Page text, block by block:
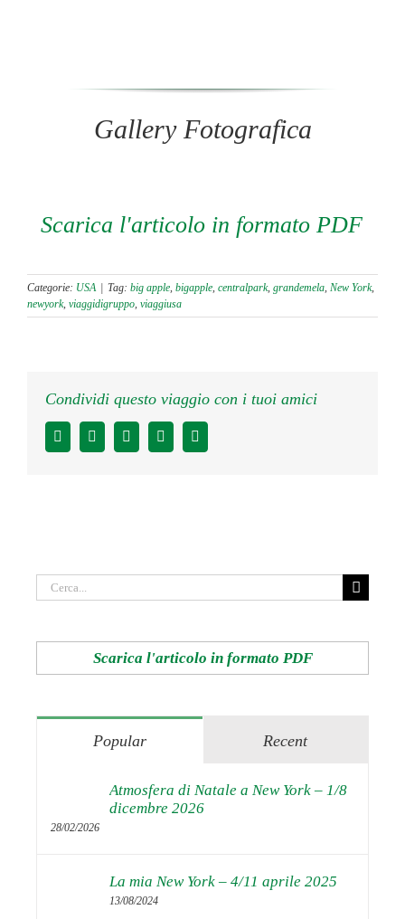
Gallery Fotografica
Scarica l'articolo in formato PDF
Categorie: USA Tag: big apple, bigapple, centralpark, grandemela, New York,
newyork, viaggidigruppo, viaggiusa
Condividi questo viaggio con i tuoi amici
FacebookTwitter LinkedInWhatsApp
Cerca
Scarica l'articolo in formato PDF
Popular Recent
Atmosfera di Natale a New York – 1/8
dicembre 2026
28/02/2026
La mia New York – 4/11 aprile 2025
13/08/2024